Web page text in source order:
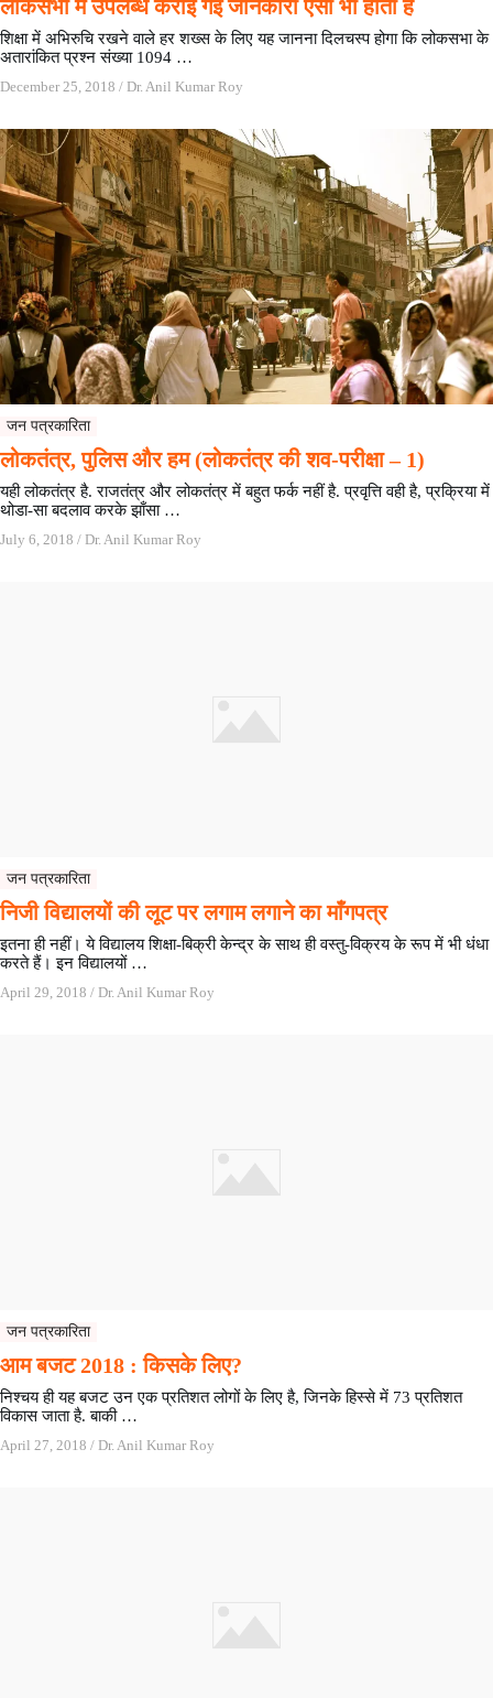
लोकसभा में उपलब्ध कराई गई जानकारी ऐसी भी होती है
शिक्षा में अभिरुचि रखने वाले हर शख्स के लिए यह जानना दिलचस्प होगा कि लोकसभा के
अतारांकित प्रश्न संख्या 1094 …
December 25, 2018 / Dr. Anil Kumar Roy
जन पत्रकारिता
लोकतंत्र, पुलिस और हम (लोकतंत्र की शव-परीक्षा – 1)
यही लोकतंत्र है. राजतंत्र और लोकतंत्र में बहुत फर्क नहीं है. प्रवृत्ति वही है, प्रक्रिया में
थोडा-सा बदलाव करके झाँसा …
July 6, 2018 / Dr. Anil Kumar Roy
जन पत्रकारिता
निजी विद्यालयों की लूट पर लगाम लगाने का माँगपत्र
इतना ही नहीं। ये विद्यालय शिक्षा-बिक्री केन्द्र के साथ ही वस्तु-विक्रय के रूप में भी धंधा
करते हैं। इन विद्यालयों …
April 29, 2018 / Dr. Anil Kumar Roy
जन पत्रकारिता
आम बजट 2018 : किसके लिए?
निश्चय ही यह बजट उन एक प्रतिशत लोगों के लिए है, जिनके हिस्से में 73 प्रतिशत
विकास जाता है. बाकी …
April 27, 2018 / Dr. Anil Kumar Roy